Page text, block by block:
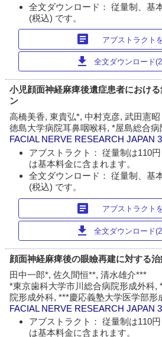
全文ダウンロード： 従量制、基
(税込) です。
article アブストラクト
download 全文ダウンロード
小児顔面神経麻痺後遺症患者におけ
ン
高橋美香, 東貴弘*, 中村克彦, 武田憲昭
徳島大学病院耳鼻咽喉科, *屋島総合
FACIAL NERVE RESEARCH JAPAN
アブストラクト： 従量制は110
は基本料金に含まれます。
全文ダウンロード： 従量制、基
(税込) です。
article アブストラクト
download 全文ダウンロード
顔面神経麻痺後の眼瞼再建に対する
田中一郎*, 佐久間恒**, 清水雄介***
*東京歯科大学市川総合病院形成外科,
院形成外科, ***慶応義塾大学医学部形
FACIAL NERVE RESEARCH JAPAN
アブストラクト： 従量制は110
は基本料金に含まれます。